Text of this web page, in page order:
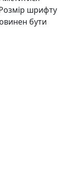
шрифту
бути